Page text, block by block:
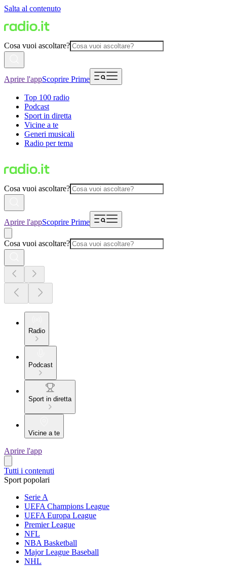
Salta al contenuto
Cosa vuoi ascoltare?
Aprire l'appScoprire Prime
Top 100 radio
Podcast
Sport in diretta
Vicine a te
Generi musicali
Radio per tema
Cosa vuoi ascoltare?
Aprire l'appScoprire Prime
Cosa vuoi ascoltare?
Radio
Podcast
Sport in diretta
Vicine a te
Aprire l'app
Tutti i contenuti
Sport popolari
Serie A
UEFA Champions League
UEFA Europa League
Premier League
NFL
NBA Basketball
Major League Baseball
NHL